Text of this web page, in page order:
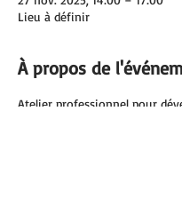
Lieu à définir
À propos de
Atelier professionnel pour